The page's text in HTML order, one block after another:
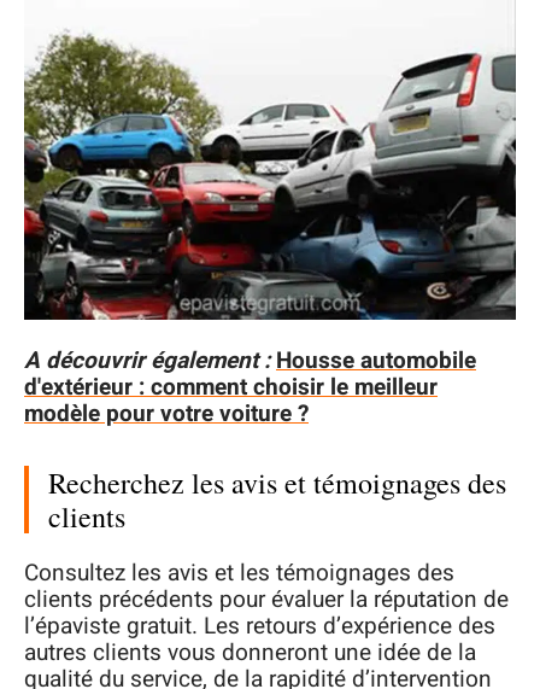
A découvrir également :Housse automobile
d'extérieur : comment choisir le meilleur
modèle pour votre voiture ?
Recherchez les avis et témoignages des
clients
Consultez les avis et les témoignages des
clients précédents pour évaluer la réputation de
l’épaviste gratuit. Les retours d’expérience des
autres clients vous donneront une idée de la
qualité du service, de la rapidité d’intervention